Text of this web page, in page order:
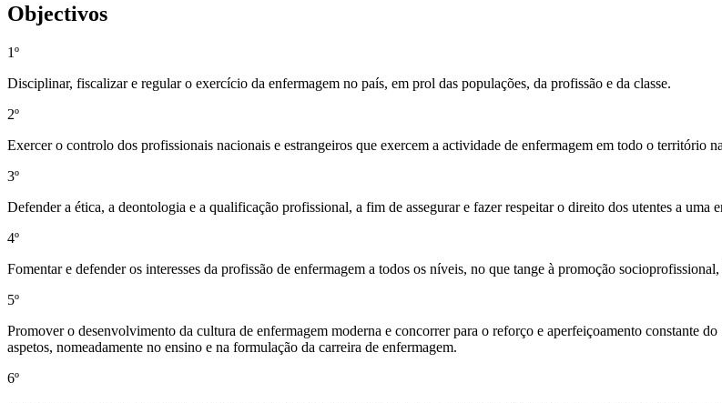
Objectivos
1º
Disciplinar, fiscalizar e regular o exercício da enfermagem no país, em prol das populações, da profissão e da classe.
2º
Exercer o controlo dos profissionais nacionais e estrangeiros que exercem a actividade de enfermagem em todo o território
3º
Defender a ética, a deontologia e a qualificação profissional, a fim de assegurar e fazer respeitar o direito dos utentes a uma
4º
Fomentar e defender os interesses da profissão de enfermagem a todos os níveis, no que tange à promoção
5º
Promover o desenvolvimento da cultura de enfermagem moderna e concorrer para o reforço e aperfeiçoamento constante
aspetos, nomeadamente no ensino e na formulação da carreira de enfermagem.
6º